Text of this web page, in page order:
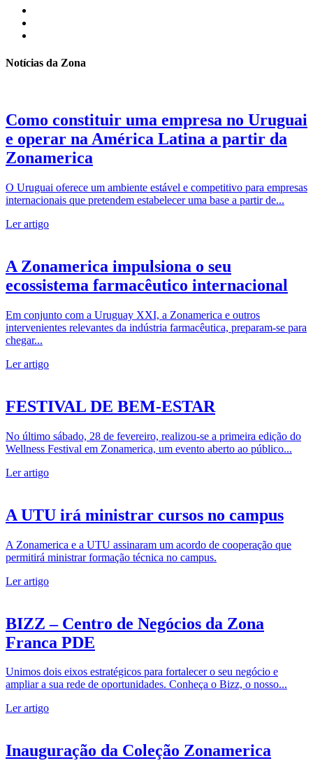
Notícias da Zona
Como constituir uma empresa no Uruguai
e operar na América Latina a partir da
Zonamerica
O Uruguai oferece um ambiente estável e competitivo para empresas
internacionais que pretendem estabelecer uma base a partir de...
Ler artigo
A Zonamerica impulsiona o seu
ecossistema farmacêutico internacional
Em conjunto com a Uruguay XXI, a Zonamerica e outros
intervenientes relevantes da indústria farmacêutica, preparam-se para
chegar...
Ler artigo
FESTIVAL DE BEM-ESTAR
No último sábado, 28 de fevereiro, realizou-se a primeira edição do
Wellness Festival em Zonamerica, um evento aberto ao público...
Ler artigo
A UTU irá ministrar cursos no campus
A Zonamerica e a UTU assinaram um acordo de cooperação que
permitirá ministrar formação técnica no campus.
Ler artigo
BIZZ – Centro de Negócios da Zona
Franca PDE
Unimos dois eixos estratégicos para fortalecer o seu negócio e
ampliar a sua rede de oportunidades. Conheça o Bizz, o nosso...
Ler artigo
Inauguração da Coleção Zonamerica